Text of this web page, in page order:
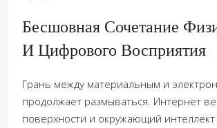
Бесшовная Сочетание
И Цифрового Восприятия
Грань между материальным и
продолжает размываться. Интернет
поверхности и окружающий